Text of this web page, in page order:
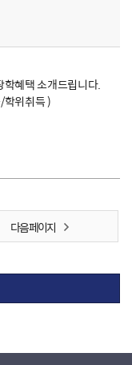
혜택 소개드립니다.
위취득 )
다음 페이지